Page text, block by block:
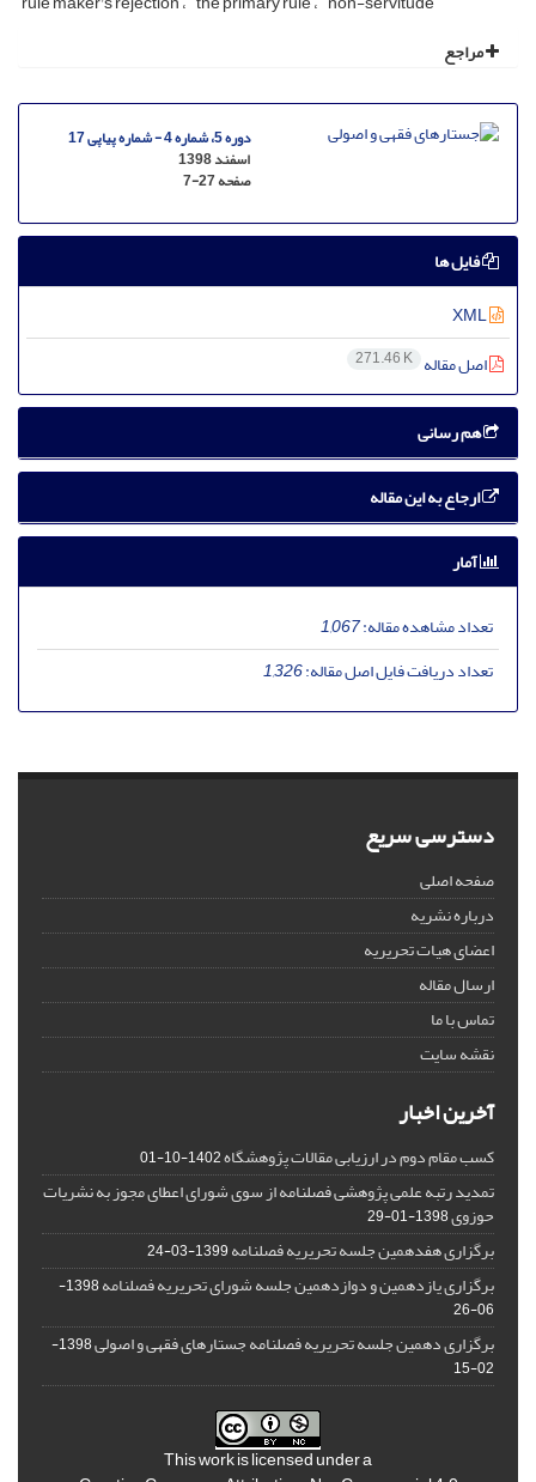
مراجع
دوره 5، شماره 4 - شماره پیاپی 17
اسفند 1398
صفحه7-27
فایل ها
اصل مقاله 271.46 K
هم رسانی
ارجاع به این مقاله
آمار
تعداد مشاهده مقاله:1,067
تعداد دریافت فایل اصل مقاله:1,326
دسترسی سریع
صفحه اصلی
درباره نشریه
اعضای هیات تحریریه
ارسال مقاله
تماس با ما
نقشه سایت
آخرین اخبار
کسب مقام دوم در ارزیابی مقالات پژوهشگاه1402-10-01
تمدید رتبه علمی پژوهشی فصلنامه از سوی شورای اعطای مجوز به نشریات
حوزوی1398-01-29
برگزاری هفدهمین جلسه تحریریه فصلنامه1399-03-24
برگزاری یازدهمین و دوازدهمین جلسه شورای تحریریه فصلنامه
1398-
06-26
برگزاری دهمین جلسه تحریریه فصلنامه جستارهای فقهی و اصولی
1398-
02-15
This work is licensed under a